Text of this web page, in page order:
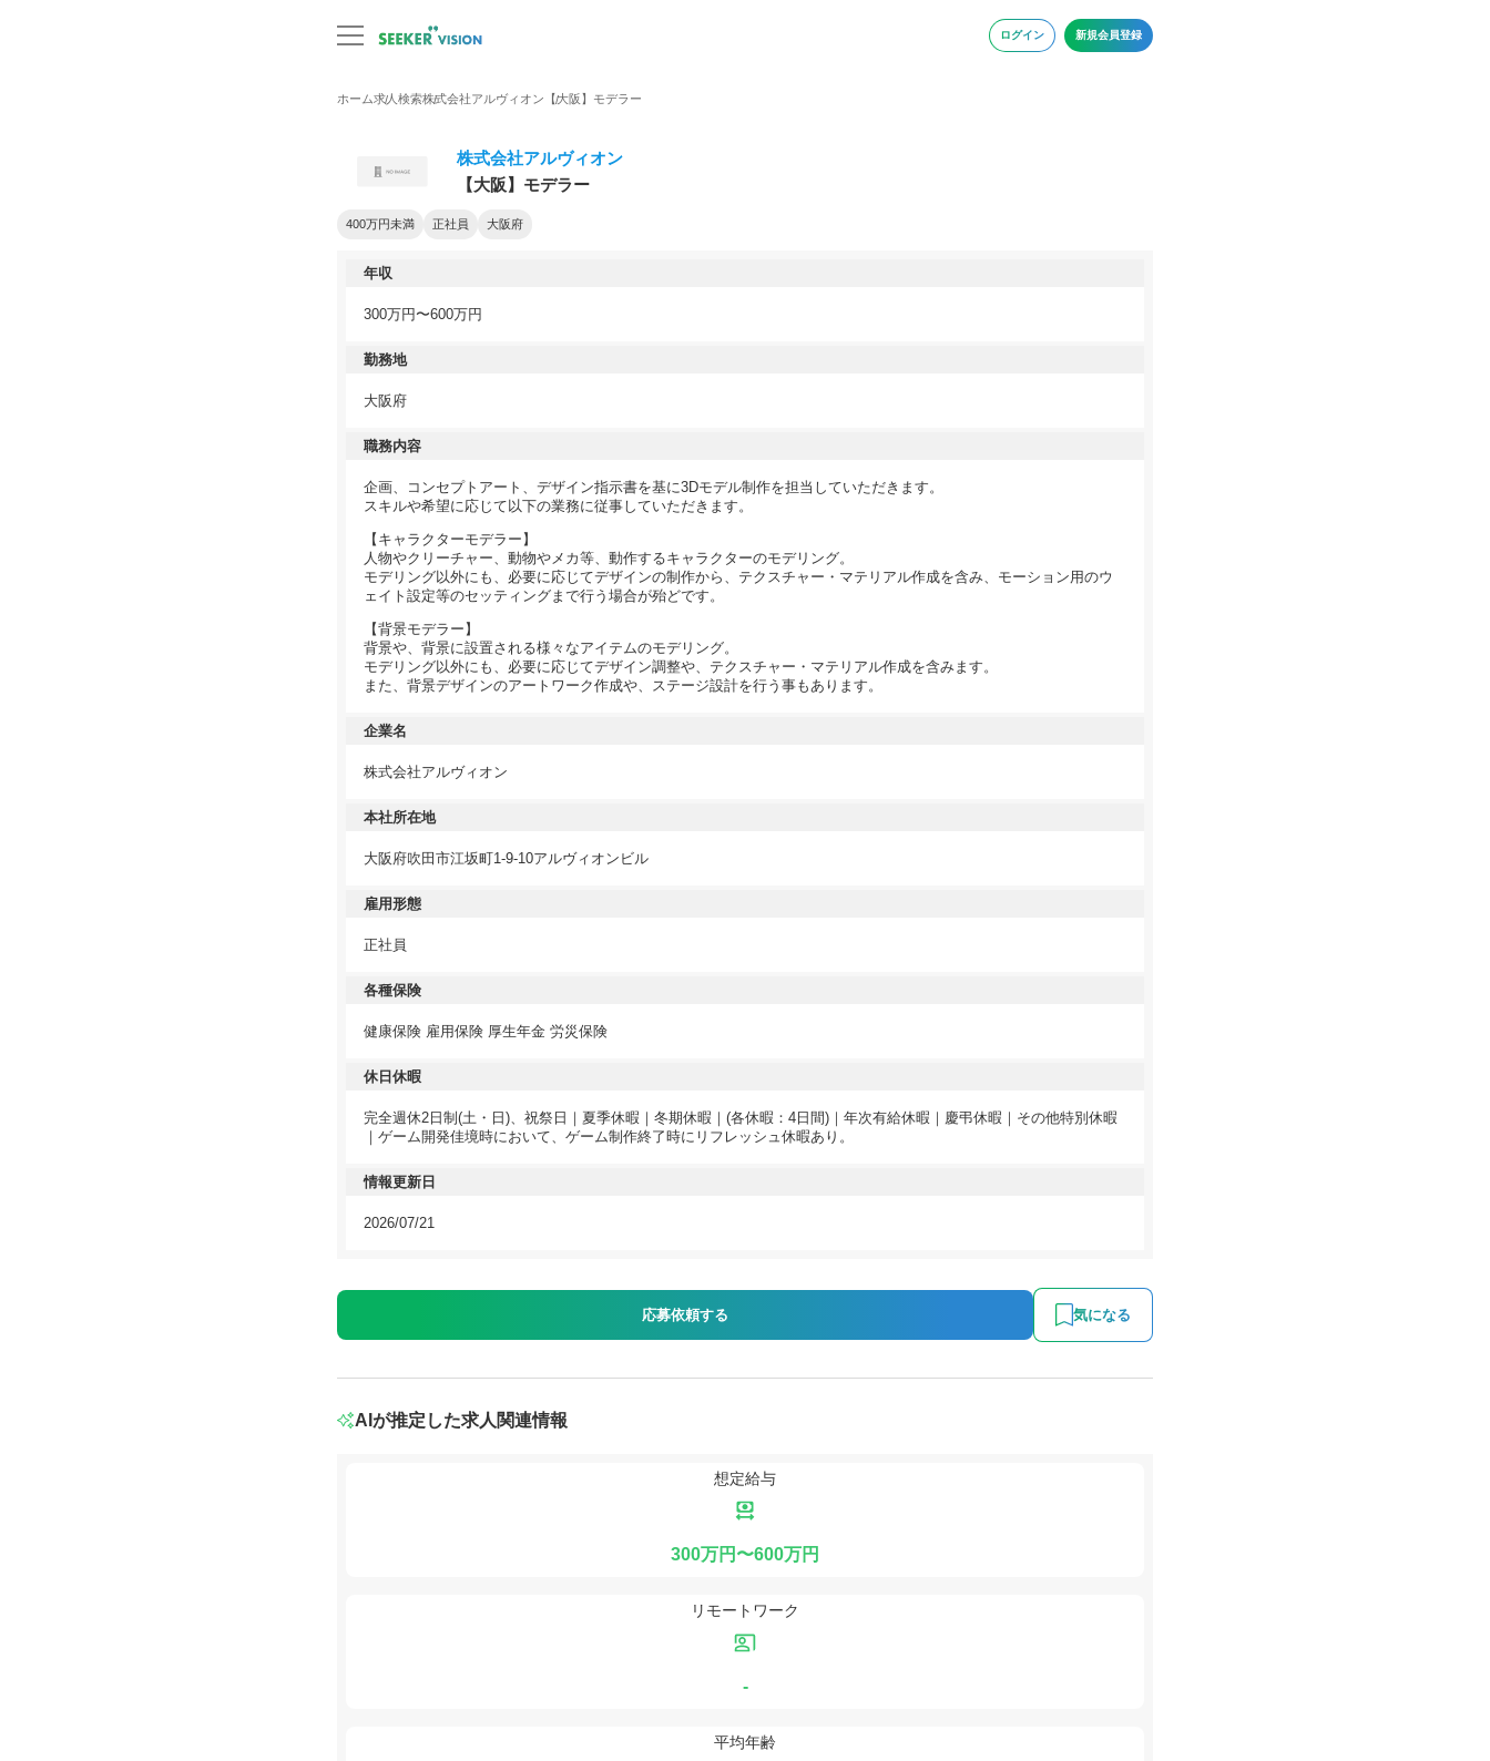
ログイン 新規会員登録
ホーム求人検索株式会社アルヴィオン 【大阪】モデラー
株式会社アルヴィオン
【大阪】モデラー
400万円未満 正社員 大阪府
年収
300万円〜600万円
勤務地
大阪府
職務内容
企画、コンセプトアート、デザイン指示書を基に3Dモデル制作を担当していただきます。
スキルや希望に応じて以下の業務に従事していただきます。
【キャラクターモデラー】
人物やクリーチャー、動物やメカ等、動作するキャラクターのモデリング。
モデリング以外にも、必要に応じてデザインの制作から、テクスチャー・マテリアル作成を含み、モーション用のウ
ェイト設定等のセッティングまで行う場合が殆どです。
【背景モデラー】
背景や、背景に設置される様々なアイテムのモデリング。
モデリング以外にも、必要に応じてデザイン調整や、テクスチャー・マテリアル作成を含みます。
また、背景デザインのアートワーク作成や、ステージ設計を行う事もあります。
企業名
株式会社アルヴィオン
本社所在地
大阪府吹田市江坂町1-9-10アルヴィオンビル
雇用形態
正社員
各種保険
健康保険 雇用保険 厚生年金 労災保険
休日休暇
完全週休2日制(土・日)、祝祭日｜夏季休暇｜冬期休暇｜(各休暇：4日間)｜年次有給休暇｜慶弔休暇｜その他特別休暇
｜ゲーム開発佳境時において、ゲーム制作終了時にリフレッシュ休暇あり。
情報更新日
2026/07/21
応募依頼する 気になる
AIが推定した求人関連情報
想定給与
300万円〜600万円
リモートワーク
-
平均年齢